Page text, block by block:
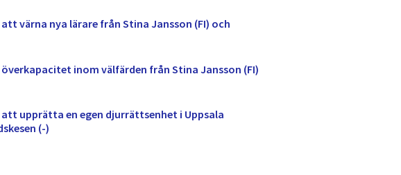
värna nya lärare från Stina Jansson (FI) och
inom välfärden från Stina Jansson (FI)
upprätta en egen djurrättsenhet i Uppsala
(-)